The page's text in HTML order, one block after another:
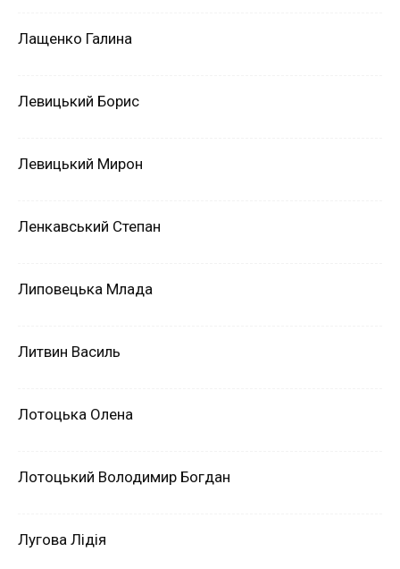
Лащенко Галина
Левицький Борис
Левицький Мирон
Ленкавський Степан
Липовецька Млада
Литвин Василь
Лотоцька Олена
Лотоцький Володимир Богдан
Лугова Лідія